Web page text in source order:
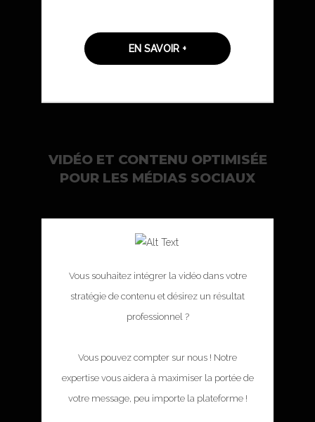
EN SAVOIR +
VIDÉO ET CONTENU OPTIMISÉE
POUR LES MÉDIAS SOCIAUX
Vous souhaitez intégrer la vidéo dans votre
stratégie de contenu et désirez un résultat
professionnel ?
Vous pouvez compter sur nous ! Notre
expertise vous aidera à maximiser la portée de
votre message, peu importe la plateforme !